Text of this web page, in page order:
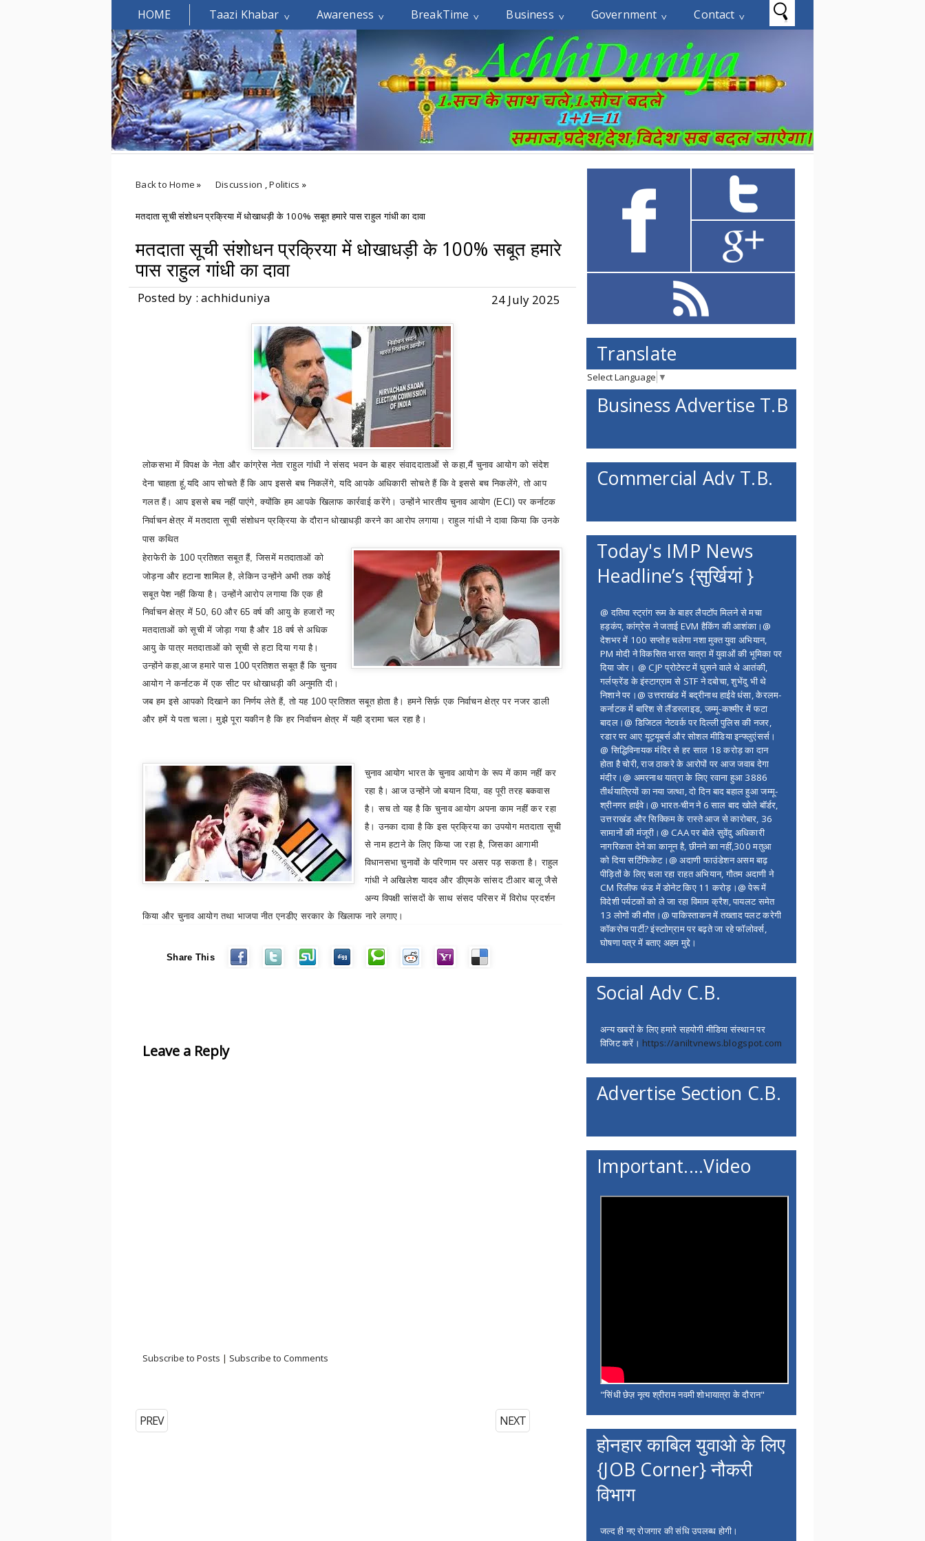
HOME Taazi Khabar Awareness BreakTime Business Government Contact
Welcomes You.....
Back to Home » Discussion ,Politics »
मतदाता सूची संशोधन प्रक्रिया में धोखाधड़ी के 100% सबूत हमारे पास राहुल गांधी का दावा
मतदाता सूची संशोधन प्रक्रिया में धोखाधड़ी के 100% सबूत हमारे
पास राहुल गांधी का दावा
Posted by : achhiduniya 24 July 2025
लोकसभा में विपक्ष के नेता और कांग्रेस नेता राहुल गांधी ने संसद भवन के बाहर संवाददाताओं से कहा,मैं चुनाव आयोग को संदेश
देना चाहता हूं,यदि आप सोचते हैं कि आप इससे बच निकलेंगे,यदि आपके अधिकारी सोचते हैं कि वे इससे बच निकलेंगे,तो आप
गलत हैं। आप इससे बच नहीं पाएंगे,क्योंकि हम आपके खिलाफ कार्रवाई करेंगे। उन्होंने भारतीय चुनाव आयोग (ECI)पर कर्नाटक
निर्वाचन क्षेत्र में मतदाता सूची संशोधन प्रक्रिया के दौरान धोखाधड़ी करने का आरोप लगाया। राहुल गांधी ने दावा किया कि उनके
पास कथित
हेराफेरी के 100प्रतिशत सबूत हैं,जिसमें मतदाताओं को
जोड़ना और हटाना शामिल है,लेकिन उन्होंने अभी तक कोई
सबूत पेश नहीं किया है। उन्होंने आरोप लगाया कि एक ही
निर्वाचन क्षेत्र में50, 60और65वर्ष की आयु के हजारों नए
मतदाताओं को सूची में जोड़ा गया है और 18वर्ष से अधिक
आयु के पात्र मतदाताओं को सूची से हटा दिया गया है।
उन्होंने कहा,आज हमारे पास 100प्रतिशत सबूत हैं कि चुनाव
आयोग ने कर्नाटक में एक सीट पर धोखाधड़ी की अनुमति दी।
जब हम इसे आपको दिखाने का निर्णय लेते हैं,तो यह 100प्रतिशत सबूत होता है। हमने सिर्फ़ एक निर्वाचन क्षेत्र पर नजर डाली
और हमें ये पता चला। मुझे पूरा यकीन है कि हर निर्वाचन क्षेत्र में यही ड्रामा चल रहा है।
चुनाव आयोग भारत के चुनाव आयोग के रूप में काम नहीं कर
रहा है। आज उन्होंने जो बयान दिया,वह पूरी तरह बकवास
है। सच तो यह है कि चुनाव आयोग अपना काम नहीं कर रहा
है। उनका दावा है कि इस प्रक्रिया का उपयोग मतदाता सूची
से नाम हटाने के लिए किया जा रहा है,जिसका आगामी
विधानसभा चुनावों के परिणाम पर असर पड़ सकता है। राहुल
गांधी ने अखिलेश यादव और डीएमके सांसद टीआर बालू जैसे
अन्य विपक्षी सांसदों के साथ संसद परिसर में विरोध प्रदर्शन
किया और चुनाव आयोग तथा भाजपा नीत एनडीए सरकार के खिलाफ नारे लगाए।
Share This
Leave a Reply
Subscribe to Posts | Subscribe to Comments
NEXT
PREV
Translate
Select Language ▼
Business Advertise T.B
Commercial Adv T.B.
Today's IMP News
Headline’s {सुर्खियां }
@ दतिया स्ट्रांग रूम के बाहर लैपटॉप मिलने से मचा
हड़कंप, कांग्रेस ने जताई EVM हैकिंग की आशंका।@
देशभर में 100 सप्ताेह चलेगा नशा मुक्त युवा अभियान,
PM मोदी ने विकसित भारत यात्रा में युवाओं की भूमिका पर
दिया जोर। @ CJP प्रोटेस्ट में घुसने वाले थे आतंकी,
गर्लफ्रेंड के इंस्टाग्राम से STF ने दबोचा, शुभेंदु भी थे
निशाने पर।@ उत्तराखंड में बद्रीनाथ हाईवे धंसा, केरलम-
कर्नाटक में बारिश से लैंडस्लाइड, जम्मू-कश्मीर में फटा
बादल।@ डिजिटल नेटवर्क पर दिल्ली पुलिस की नजर,
रडार पर आए यूट्यूबर्स और सोशल मीडिया इन्फ्लुएंसर्स।
@ सिद्धिविनायक मंदिर से हर साल 18 करोड़ का दान
होता है चोरी, राज ठाकरे के आरोपों पर आज जवाब देगा
मंदीर।@ अमरनाथ यात्रा के लिए रवाना हुआ 3886
तीर्थयात्रियों का नया जत्था, दो दिन बाद बहाल हुआ जम्मू-
श्रीनगर हाईवे।@ भारत-चीन ने 6 साल बाद खोले बॉर्डर,
उत्तराखंड और सिक्किम के रास्ते आज से कारोबार, 36
सामानों की मंजूरी।@ CAA पर बोले सुवेंदु अधिकारी
नागरिकता देने का कानून है, छीनने का नहीं,300 मतुआ
को दिया सर्टिफिकेट।@ अदाणी फाउंडेशन असम बाढ़
पीड़ितों के लिए चला रहा राहत अभियान, गौतम अदाणी ने
CM रिलीफ फंड में डोनेट किए 11 करोड़।@ पेरू में
विदेशी पर्यटकों को ले जा रहा विमाम क्रैश, पायलट समेत
13 लोगों की मौत।@ पाकिस्ताकन में तख्ताद पलट करेगी
कॉकरोच पार्टी? इंस्टाोग्राम पर बढ़ते जा रहे फॉलोवर्स,
घोषणा पत्र में बताए अहम मुद्दे।
Social Adv C.B.
अन्य खबरों के लिए हमारे सहयोगी मीडिया संस्थान पर
विजिट करें। https://aniltvnews.blogspot.com
Advertise Section C.B.
Important....Video
"सिंधी छेज़ नृत्य श्रीराम नवमी शोभायात्रा के दौरान"
होनहार काबिल युवाओ के लिए
{JOB Corner} नौकरी
विभाग
जल्द ही नए रोजगार की संधि उपलब्ध होगी।